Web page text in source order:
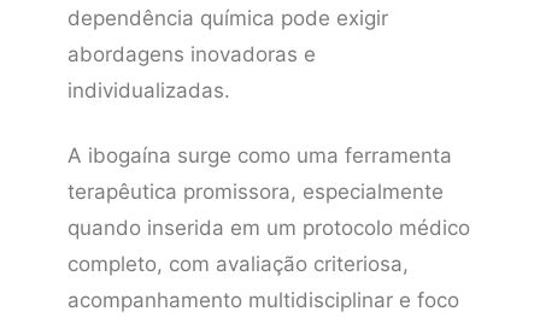
dependência química pode exigir
abordagens inovadoras e
individualizadas.
A ibogaína surge como uma ferramenta
terapêutica promissora, especialmente
quando inserida em um protocolo médico
completo, com avaliação criteriosa,
acompanhamento multidisciplinar e foco